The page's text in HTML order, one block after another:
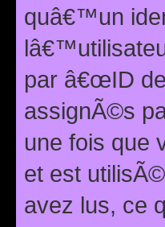
quâ€™un
par â€œID
assignÃ©s
une fois que
et est
avez lus, ce